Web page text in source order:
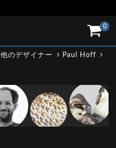
0
のデザイナー
Paul Hoff